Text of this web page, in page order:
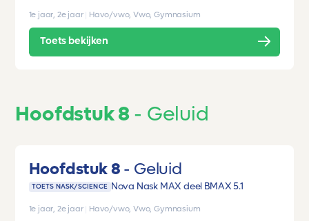
1e jaar, 2e jaar Havo/vwo, Vwo, Gymnasium
Toets bekijken
Hoofdstuk 8 Geluid
Hoofdstuk 8 Geluid
TOETS NASK/SCIENCE Nova Nask MAX deel BMAX 5.1
1e jaar, 2e jaar Havo/vwo, Vwo, Gymnasium